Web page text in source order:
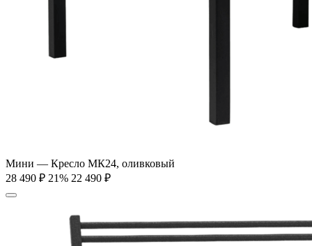
Мини — Кресло МК24, оливковый
28 490 ₽ 21% 22 490 ₽